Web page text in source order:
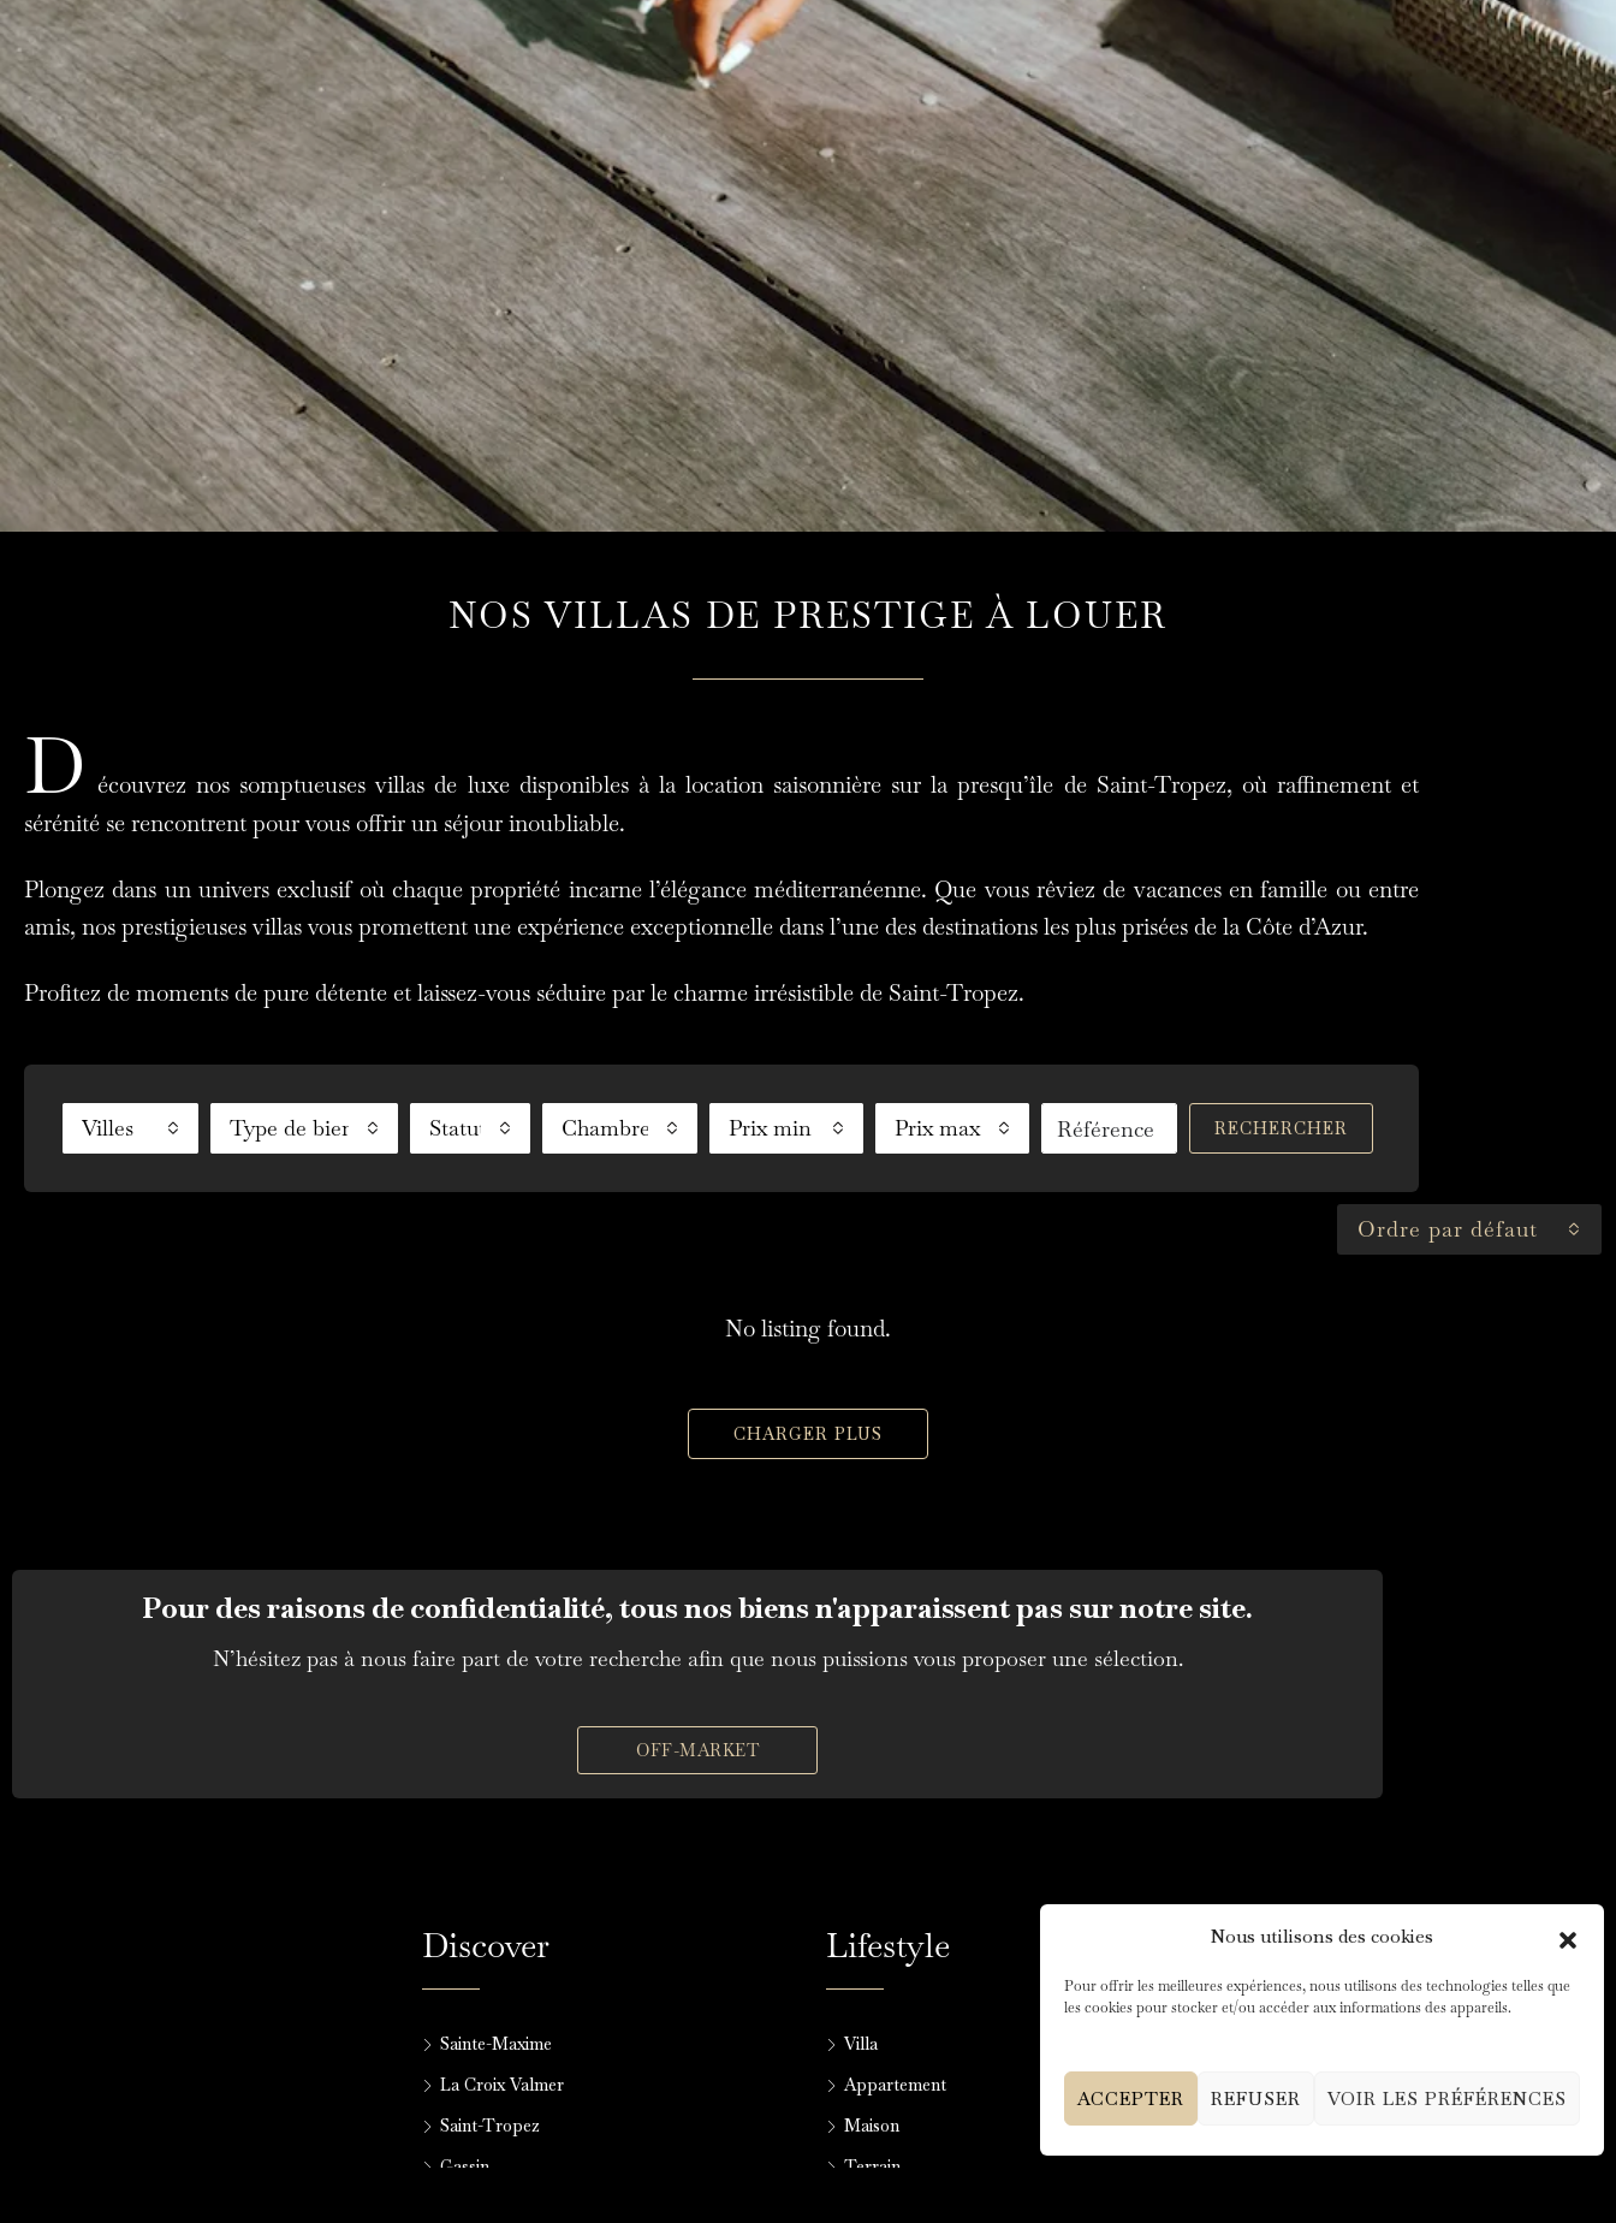
Nous utilisons des cookies
Pour offrir les meilleures expériences, nous utilisons des technologies telles que
les cookies pour stocker et/ou accéder aux informations des appareils.
ACCEPTER REFUSER VOIR LES PRÉFÉRENCES
NOS VILLAS DE PRESTIGE À LOUER
D écouvrez nos somptueuses villas de luxe disponibles à la location saisonnière sur la presqu’île de Saint-Tropez, où raffinement et
sérénité se rencontrent pour vous offrir un séjour inoubliable.
Plongez dans un univers exclusif où chaque propriété incarne l’élégance méditerranéenne. Que vous rêviez de vacances en famille ou entre
amis, nos prestigieuses villas vous promettent une expérience exceptionnelle dans l’une des destinations les plus prisées de la Côte d’Azur.
Profitez de moments de pure détente et laissez-vous séduire par le charme irrésistible de Saint-Tropez.
Villes Type de bien Statut Chambres Prix min Prix max RECHERCHER
Ordre par défaut
No listing found.
CHARGER PLUS
Pour des raisons de confidentialité, tous nos biens n'apparaissent pas sur notre site.
N’hésitez pas à nous faire part de votre recherche afin que nous puissions vous proposer une sélection.
OFF-MARKET
Discover
Sainte-Maxime
La Croix Valmer
Saint-Tropez
Gassin
Lifestyle
Villa
Appartement
Maison
Terrain